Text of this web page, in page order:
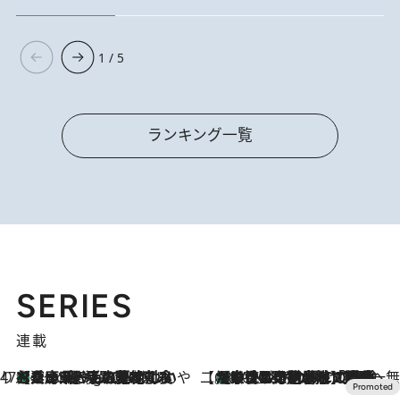
1 / 5
ランキング一覧
SERIES
連載
47都道府県の手みやげ ひんやりスイーツで夏を満喫
1 Hour Ago
【兵庫県】この夏絶対食べたい 冷やしておいしいおやつ3選 淡路島の恵みをジェラートに集約 【CREA×星野リゾート】唯一無二。癒しと発見が待つ場所へ
2026.8.7
【トンボの足水浴】ヒノキの香りに包まれて涼感マックス！約13℃の湧水かけ流しを避暑地「星野温泉 トンボの湯」で体験